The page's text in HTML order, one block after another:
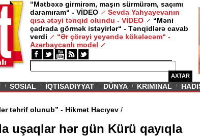
“Mətbəxə girmirəm, maşın sürmürəm, saçımı
daramıram“ - VİDEO
Sevda Yahyayevanın
qısa ətəyi tənqid olundu - VİDEO
“Məni
çadrada görmək istəyirlər“ - Tənqidlərə cavab
verdi
“Ər çörəyi yeyəndə kökələcəm“ -
Azərbaycanlı model
AXTAR
SOSIAL İQTISADIYYAT DÜNYA KRIMINAL
fikirlər təhrif olunub” - Hikmət Hacıyev
uşaqlar hər gün Kürü qayıqla